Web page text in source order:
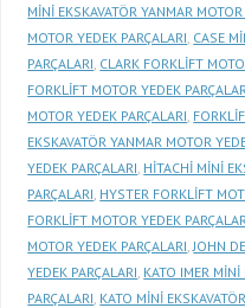
MİNİ EKSKAVATÖR YANMAR
MOTOR YEDEK PARÇALARI CASE
PARÇALARI CLARK FORKLİFT
FORKLİFT MOTOR YEDEK
MOTOR YEDEK PARÇALARI
EKSKAVATÖR YANMAR MOTOR
YEDEK PARÇALARI HİTACHİ MİNİ
PARÇALARI HYSTER FORKLİFT
FORKLİFT MOTOR YEDEK
MOTOR YEDEK PARÇALARI JOHN
YEDEK PARÇALARI KATO IMER MİNİ
PARÇALARI KATO MİNİ